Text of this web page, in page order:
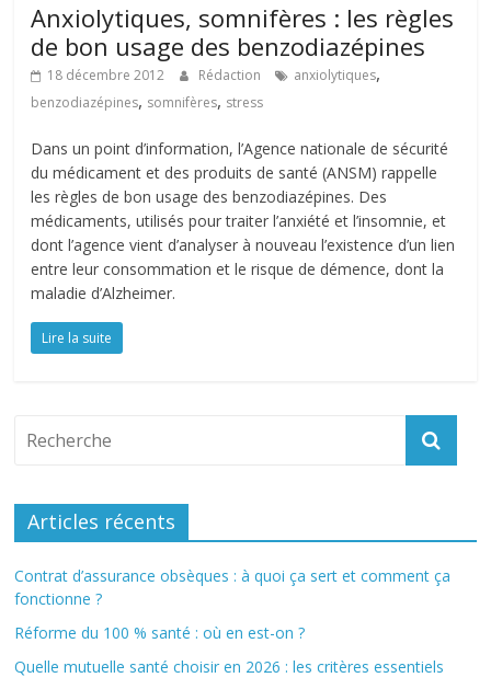
Anxiolytiques, somnifères : les règles
de bon usage des benzodiazépines
18 décembre 2012 Rédaction anxiolytiques,
benzodiazépines, somnifères, stress
Dans un point d’information, l’Agence nationale de sécurité
du médicament et des produits de santé (ANSM) rappelle
les règles de bon usage des benzodiazépines. Des
médicaments, utilisés pour traiter l’anxiété et l’insomnie, et
dont l’agence vient d’analyser à nouveau l’existence d’un lien
entre leur consommation et le risque de démence, dont la
maladie d’Alzheimer.
Lire la suite
Articles récents
Contrat d’assurance obsèques : à quoi ça sert et comment ça
fonctionne ?
Réforme du 100 % santé : où en est-on ?
Quelle mutuelle santé choisir en 2026 : les critères essentiels